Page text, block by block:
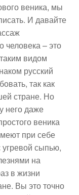
веника, мы
И давайте
человека – это
видом
русский
так как
стране. Но
него даже
веника
при себе
сыпью,
на
в жизни
Вы это точно